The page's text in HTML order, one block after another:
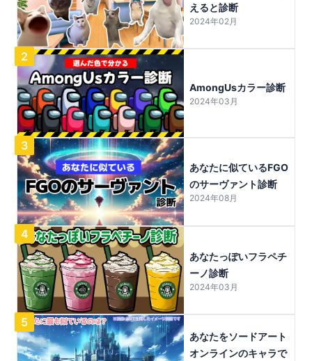
えると診断
2024年02月
2
AmongUsカラー診断
2024年03月
3
あなたに似ているFGO
のサーヴァント診断
2024年08月
4
あなたっぽいフラペチ
ーノ診断
2024年03月
5
あなたをソードアート
オンラインのキャラで